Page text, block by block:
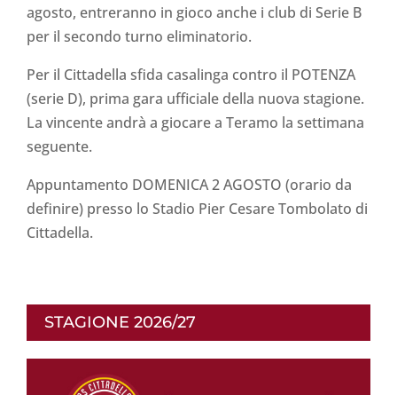
agosto, entreranno in gioco anche i club di Serie B
per il secondo turno eliminatorio.
Per il Cittadella sfida casalinga contro il POTENZA
(serie D), prima gara ufficiale della nuova stagione.
La vincente andrà a giocare a Teramo la settimana
seguente.
Appuntamento DOMENICA 2 AGOSTO (orario da
definire) presso lo Stadio Pier Cesare Tombolato di
Cittadella.
STAGIONE 2026/27